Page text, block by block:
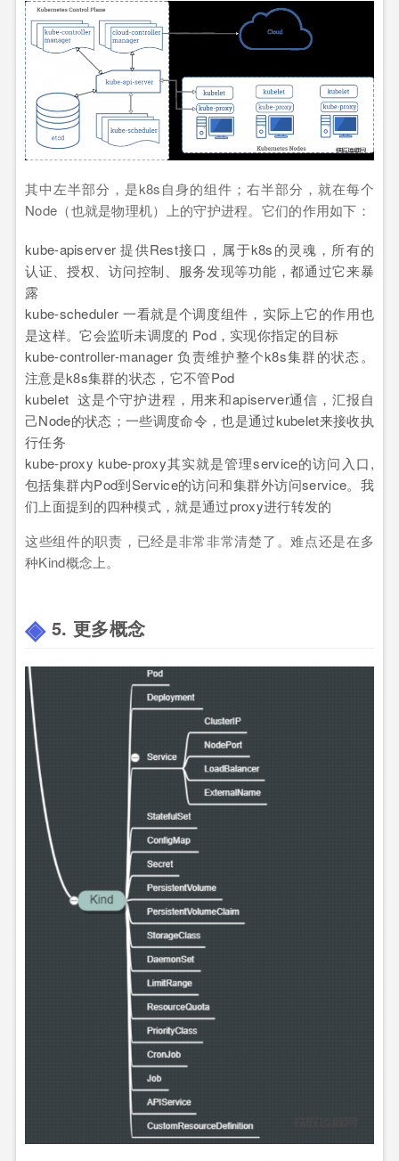
其中左半部分，是k8s自身的组件；右半部分，就在每个
Node（也就是物理机）上的守护进程。它们的作用如下：
kube-apiserver 提供Rest接口，属于k8s的灵魂，所有的
认证、授权、访问控制、服务发现等功能，都通过它来暴
露
kube-scheduler 一看就是个调度组件，实际上它的作用也
是这样。它会监听未调度的 Pod，实现你指定的目标
kube-controller-manager 负责维护整个k8s集群的状态。
注意是k8s集群的状态，它不管Pod
kubelet 这是个守护进程，用来和apiserver通信，汇报自
己Node的状态；一些调度命令，也是通过kubelet来接收执
行任务
kube-proxy kube-proxy其实就是管理service的访问入口,
包括集群内Pod到Service的访问和集群外访问service。我
们上面提到的四种模式，就是通过proxy进行转发的
这些组件的职责，已经是非常非常清楚了。难点还是在多
种Kind概念上。
5. 更多概念